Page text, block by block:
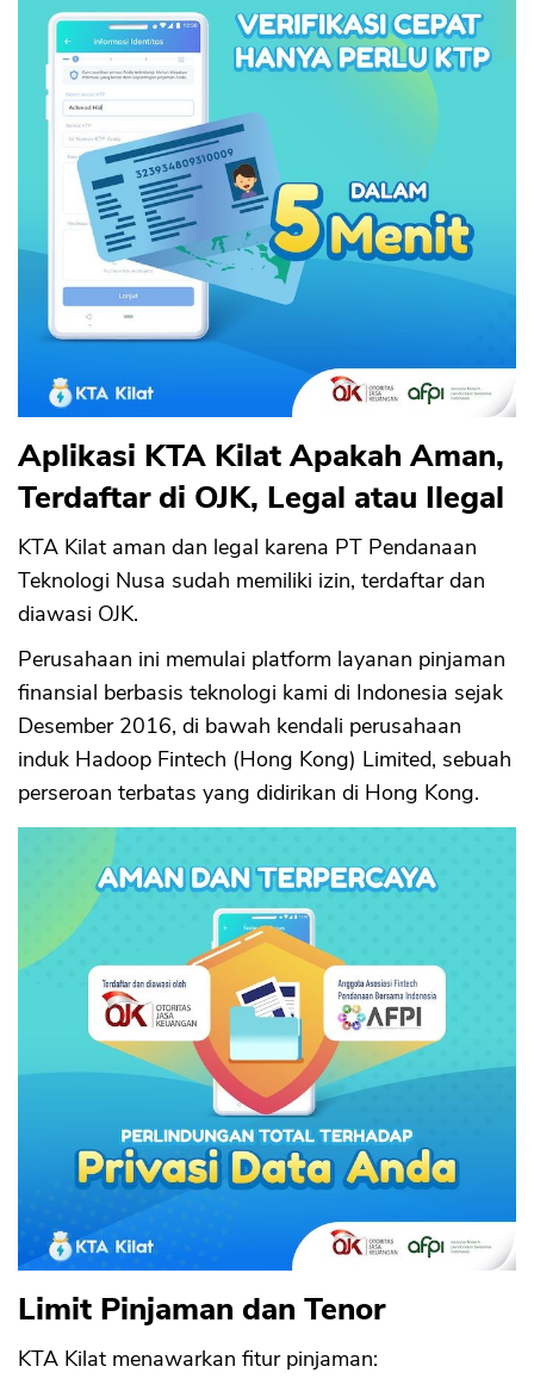
Aplikasi KTA Kilat Apakah Aman,
Terdaftar di OJK, Legal atau Ilegal
KTA Kilat aman dan legal karena PT Pendanaan
Teknologi Nusa sudah memiliki izin, terdaftar dan
diawasi OJK.
Perusahaan ini memulai platform layanan pinjaman
finansial berbasis teknologi kami di Indonesia sejak
Desember 2016, di bawah kendali perusahaan
induk Hadoop Fintech (Hong Kong) Limited, sebuah
perseroan terbatas yang didirikan di Hong Kong.
Limit Pinjaman dan Tenor
KTA Kilat menawarkan fitur pinjaman: